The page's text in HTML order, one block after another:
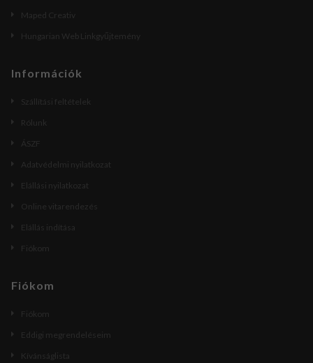
Maped Creativ
Hungarian Web Linkgyűjtemény
Információk
Szállítási feltételek
Rólunk
ÁSZF
Adatvédelmi nyilatkozat
Elállási nyilatkozat
Online vitarendezés
Elállás indítása
Fiókom
Fiókom
Fiókom
Eddigi megrendeléseim
Kívánságlista